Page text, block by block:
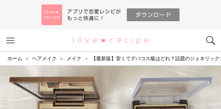
恋愛レシピ
ホーム ヘアメイク メイク 【最新版】安くてデパコス級はどれ？話題のジェネリッ